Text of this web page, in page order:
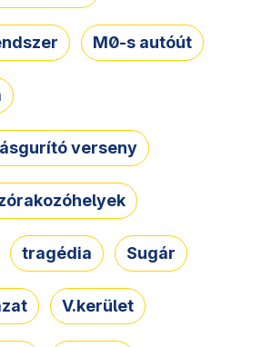
M0-s autóút
verseny
tragédia Sugár
V.kerület